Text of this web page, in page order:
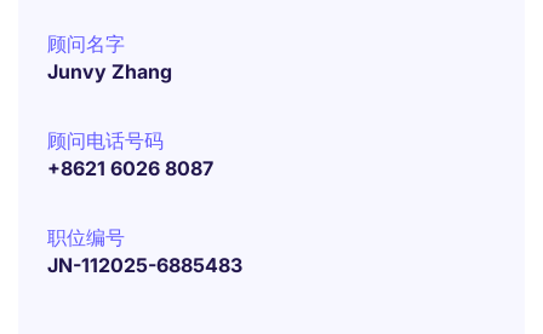
顾问名字
Junvy Zhang
顾问电话号码
+8621 6026 8087
职位编号
JN-112025-6885483